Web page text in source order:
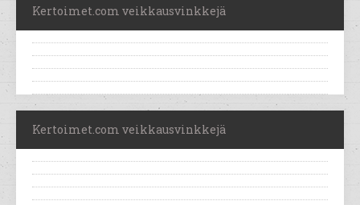
Kertoimet.com veikkausvinkkejä
Kertoimet.com veikkausvinkkejä